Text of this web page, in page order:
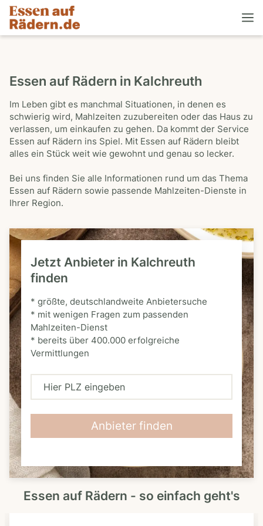
Essen auf Rädern in Kalchreuth
Im Leben gibt es manchmal Situationen, in denen es
schwierig wird, Mahlzeiten zuzubereiten oder das Haus zu
verlassen, um einkaufen zu gehen. Da kommt der Service
Essen auf Rädern ins Spiel. Mit Essen auf Rädern bleibt
alles ein Stück weit wie gewohnt und genau so lecker.
Bei uns finden Sie alle Informationen rund um das Thema
Essen auf Rädern sowie passende Mahlzeiten-Dienste in
Ihrer Region.
Jetzt Anbieter in Kalchreuth
finden
* größte, deutschlandweite Anbietersuche
* mit wenigen Fragen zum passenden
Mahlzeiten-Dienst
* bereits über 400.000 erfolgreiche
Vermittlungen
H
L
Z
Anbieter finden
Essen auf Rädern - so einfach geht's